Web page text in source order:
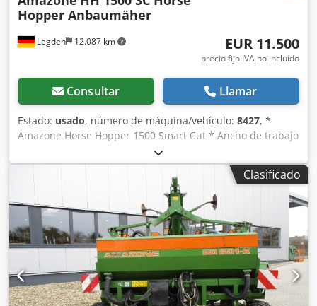
Legden 12.087 km
Hopper Anbaumäher
EUR 11.500
precio fijo IVA no incluído
Consultar Llamar
Estado: usado, número de máquina/vehículo: 8427, *
Amazone Horse Hopper 1500 Smart Cut * Ancho de trabajo
1,50 m * Capacidad de tolva de recogida 1.500 l *
Enganche de 3 puntos para tractor * Cuchillas de ala H60 *
Rodillos de apoyo * Dispositivo de triturado (mulching)
Djdpfsrhy H Rjx Aigeck * Toma de fuerza con rueda libre *
Tolva de recogida con vaciado hidráulico del suelo *
Velocidad de rotación 2.650 rpm * Indicador de nivel de
llenado -----Número interno de vehículo: 8427 ¡Soporte por
WhatsApp disponible! Si tiene preguntas sobre la máquina
o necesita más información, no dude en escribirnos
cómodamente por WhatsApp. Whatsapp Whatsapp ----
Sujeto a errores y venta previa.
Clasificado